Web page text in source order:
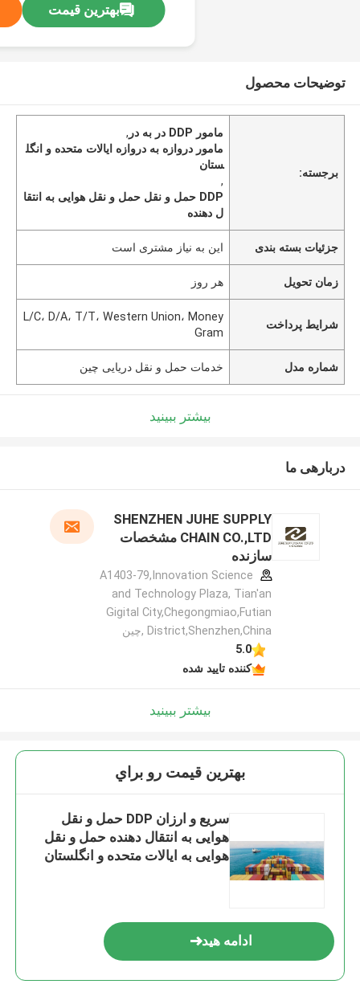
بهترین قیمت
توضیحات محصول
برجسته:
مامور DDP در به در
,
مامور دروازه به دروازه ایالات متحده و انگل
ستان
,
DDP حمل و نقل حمل و نقل هوایی به انتقا
ل دهنده
جزئیات بسته بندی این به نیاز مشتری است
زمان تحویل هر روز
شرایط پرداخت
L/C، D/A، T/T، Western Union، Money
Gram
شماره مدل خدمات حمل و نقل دریایی چین
بیشتر ببینید
دربارهی ما
SHENZHEN JUHE SUPPLY
CHAIN CO.,LTD مشخصات
سازنده
A1403-79,Innovation Science
and Technology Plaza, Tian'an
Gigital City,Chegongmiao,Futian
District,Shenzhen,China ,چین
5.0
کننده تایید شده
بیشتر ببینید
بهترين قيمت رو براي
سریع و ارزان DDP حمل و نقل
هوایی به انتقال دهنده حمل و نقل
هوایی به ایالات متحده و انگلستان
ادامه هید